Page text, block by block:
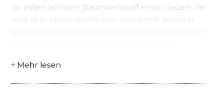
für einen leichten Baumwollstoff entschieden, der
wird aber etwas steifer sein und somit weniger
Stoffe am besten stehen.